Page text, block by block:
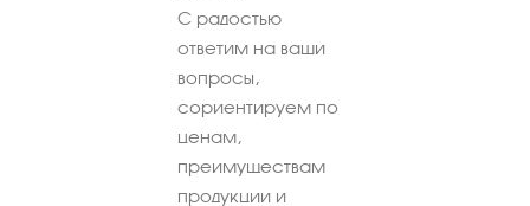
С радостью
ответим на ваши
вопросы,
сориентируем по
ценам,
преимуществам
продукции и